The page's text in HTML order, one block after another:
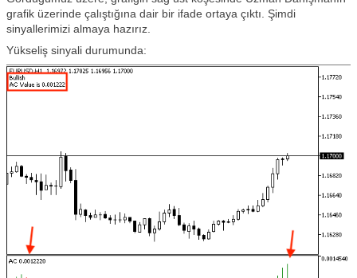
grafik üzerinde çalıştığına dair bir ifade ortaya çıktı. Şimdi
sinyallerimizi almaya hazırız.
Yükseliş sinyali durumunda: